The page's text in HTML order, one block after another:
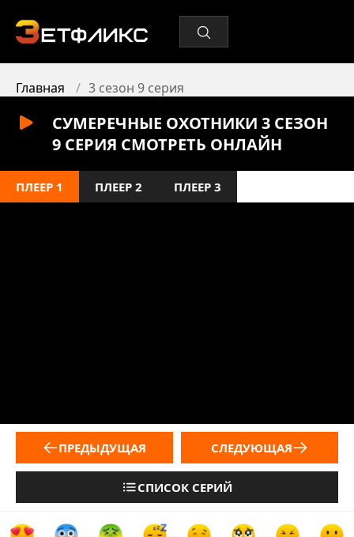
Главная 3 сезон 9 серия
СУМЕРЕЧНЫЕ ОХОТНИКИ 3 СЕЗОН
9 СЕРИЯ СМОТРЕТЬ ОНЛАЙН
ПЛЕЕР 1 ПЛЕЕР 2 ПЛЕЕР 3
ПРЕДЫДУЩАЯ
СПИСОК СЕРИЙ
СЛЕДУЮЩАЯ